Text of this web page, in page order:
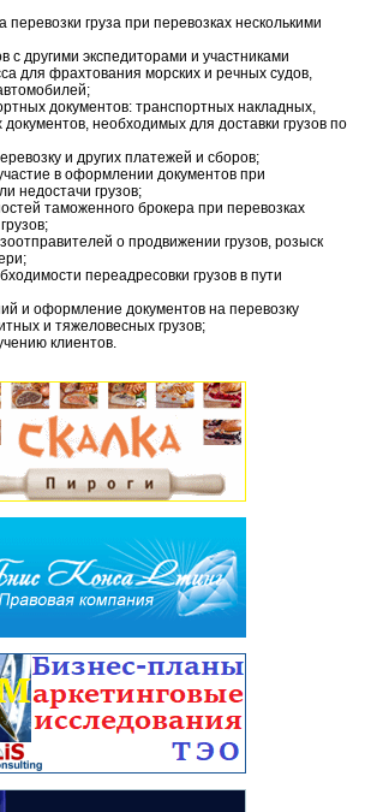
груза при перевозках несколькими
с другими экспедиторами и участниками
для фрахтования морских и речных судов,
документов: транспортных накладных,
документов, необходимых для доставки грузов по
и других платежей и сборов;
в оформлении документов при
недостачи грузов;
таможенного брокера при перевозках
о продвижении грузов, розыск
переадресовки грузов в пути
и оформление документов на перевозку
и тяжеловесных грузов;
клиентов.